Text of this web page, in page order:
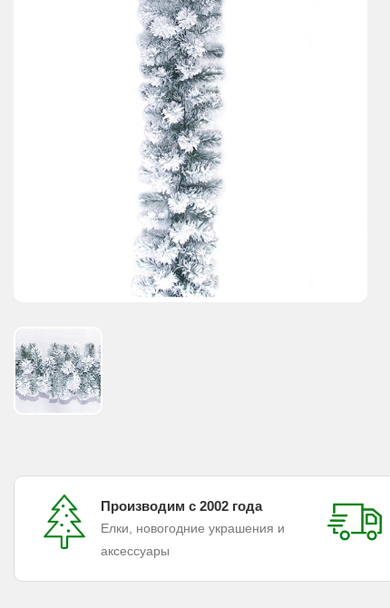
Производим с 2002 года
Елки, новогодние украшения и
аксессуары